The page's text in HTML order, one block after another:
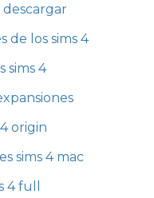
descargar
de los sims 4
sims 4
origin
sims 4 mac
4 full